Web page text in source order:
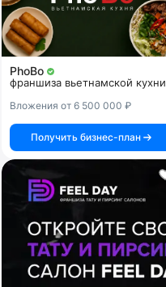
PhoBo
франшиза вьетнамской кухни
Вложения от 6 500 000 ₽
Получить бизнес-план